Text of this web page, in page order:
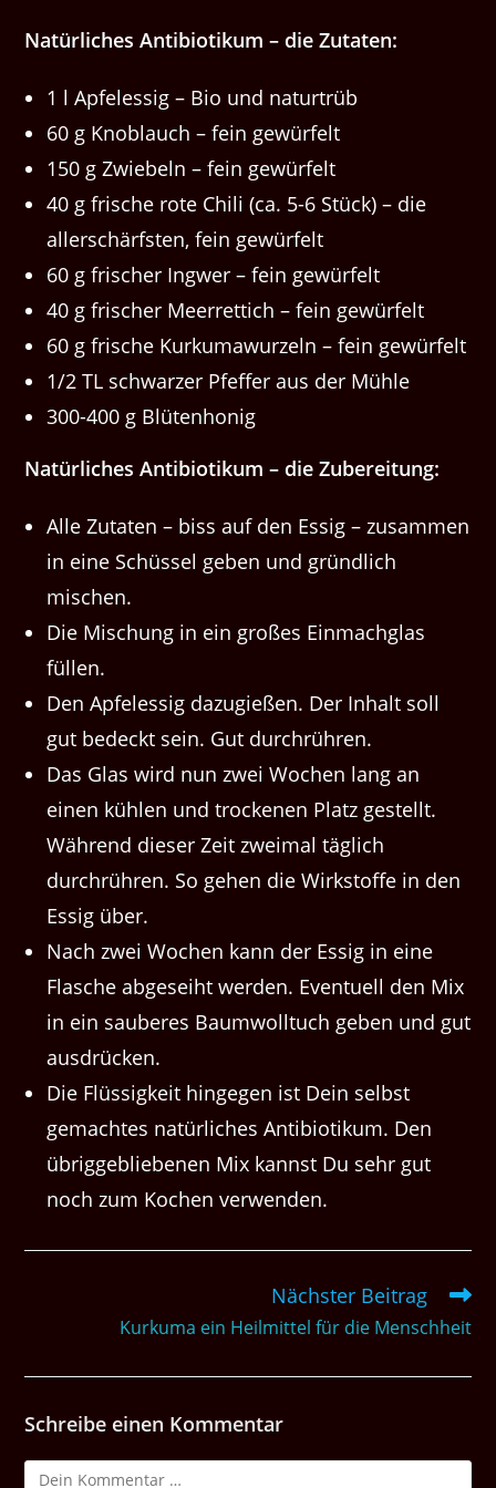
Natürliches Antibiotikum – die Zutaten:
1 l Apfelessig – Bio und naturtrüb
60 g Knoblauch – fein gewürfelt
150 g Zwiebeln – fein gewürfelt
40 g frische rote Chili (ca. 5-6 Stück) – die
allerschärfsten, fein gewürfelt
60 g frischer Ingwer – fein gewürfelt
40 g frischer Meerrettich – fein gewürfelt
60 g frische Kurkumawurzeln – fein gewürfelt
1/2 TL schwarzer Pfeffer aus der Mühle
300-400 g Blütenhonig
Natürliches Antibiotikum – die Zubereitung:
Alle Zutaten – biss auf den Essig – zusammen
in eine Schüssel geben und gründlich
mischen.
Die Mischung in ein großes Einmachglas
füllen.
Den Apfelessig dazugießen. Der Inhalt soll
gut bedeckt sein. Gut durchrühren.
Das Glas wird nun zwei Wochen lang an
einen kühlen und trockenen Platz gestellt.
Während dieser Zeit zweimal täglich
durchrühren. So gehen die Wirkstoffe in den
Essig über.
Nach zwei Wochen kann der Essig in eine
Flasche abgeseiht werden. Eventuell den Mix
in ein sauberes Baumwolltuch geben und gut
ausdrücken.
Die Flüssigkeit hingegen ist Dein selbst
gemachtes natürliches Antibiotikum. Den
übriggebliebenen Mix kannst Du sehr gut
noch zum Kochen verwenden.
Nächster Beitrag
Kurkuma ein Heilmittel für die Menschheit
Schreibe einen Kommentar
Kommentar